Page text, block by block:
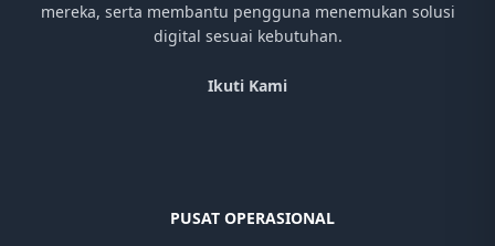
mereka, serta membantu pengguna menemukan solusi
digital sesuai kebutuhan.
Ikuti Kami
PUSAT OPERASIONAL